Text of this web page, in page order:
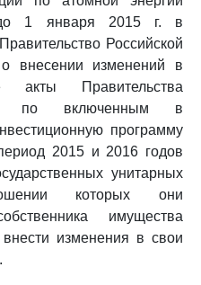
до 1 января 2015 г. в
Российской
внесении изменений в
акты Правительства
по включенным в
программу
2015 и 2016 годов
унитарных
которых они
имущества
изменения в свои